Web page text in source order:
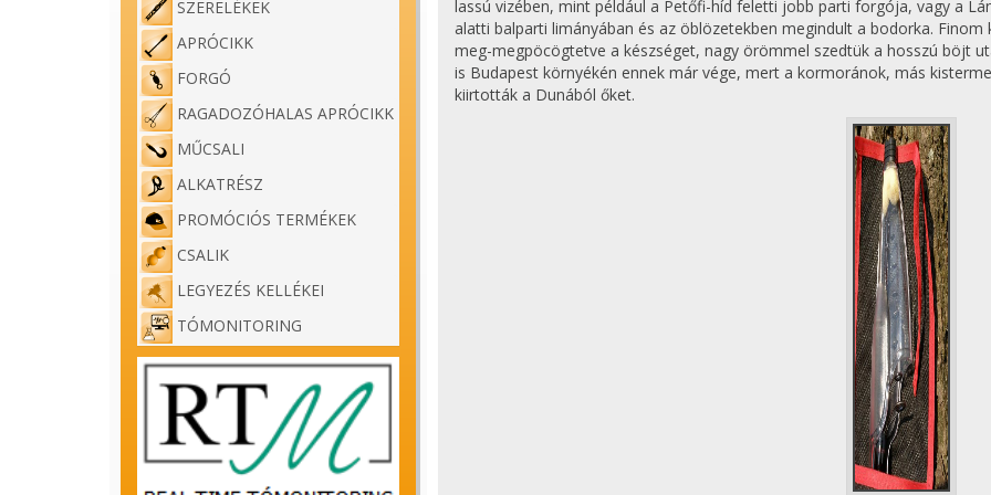
SZERELÉKEK
APRÓCIKK
FORGÓ
RAGADOZÓHALAS APRÓCIKK
MŰCSALI
ALKATRÉSZ
PROMÓCIÓS TERMÉKEK
CSALIK
LEGYEZÉS KELLÉKEI
TÓMONITORING
lassú vizében, mint például a Petőfi-híd feletti jobb parti forgója, vagy a
alatti balparti limányában és az öblözetekben megindult a bodorka.
meg-megpöcögtetve a készséget, nagy örömmel szedtük a hosszú böjt
is Budapest környékén ennek már vége, mert a kormoránok, más
kiirtották a Dunából őket.